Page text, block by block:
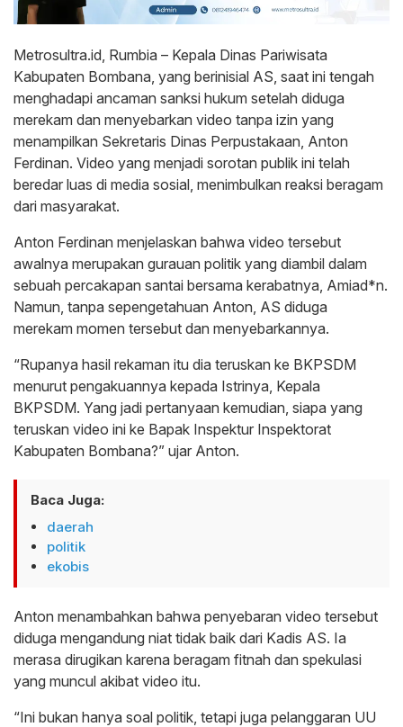
Metrosultra.id, Rumbia – Kepala Dinas Pariwisata
Kabupaten Bombana, yang berinisial AS, saat ini tengah
menghadapi ancaman sanksi hukum setelah diduga
merekam dan menyebarkan video tanpa izin yang
menampilkan Sekretaris Dinas Perpustakaan, Anton
Ferdinan. Video yang menjadi sorotan publik ini telah
beredar luas di media sosial, menimbulkan reaksi beragam
dari masyarakat.
Anton Ferdinan menjelaskan bahwa video tersebut
awalnya merupakan gurauan politik yang diambil dalam
sebuah percakapan santai bersama kerabatnya, Amiad*n.
Namun, tanpa sepengetahuan Anton, AS diduga
merekam momen tersebut dan menyebarkannya.
“Rupanya hasil rekaman itu dia teruskan ke BKPSDM
menurut pengakuannya kepada Istrinya, Kepala
BKPSDM. Yang jadi pertanyaan kemudian, siapa yang
teruskan video ini ke Bapak Inspektur Inspektorat
Kabupaten Bombana?” ujar Anton.
Baca Juga:
daerah
politik
ekobis
Anton menambahkan bahwa penyebaran video tersebut
diduga mengandung niat tidak baik dari Kadis AS. Ia
merasa dirugikan karena beragam fitnah dan spekulasi
yang muncul akibat video itu.
“Ini bukan hanya soal politik, tetapi juga pelanggaran UU